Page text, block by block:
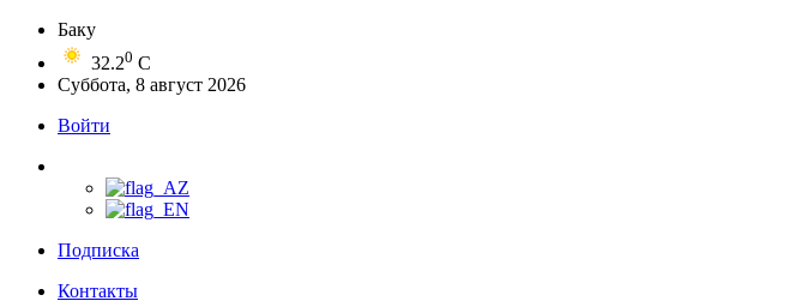
Баку
32.20 C
Суббота, 8 август 2026
Войти
Подписка
Контакты